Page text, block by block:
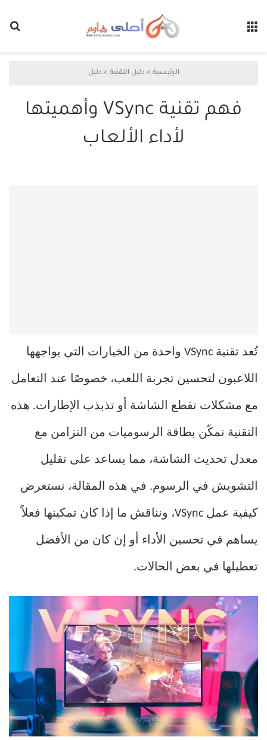
الرئيسية > دليل التقنية > دليل
فهم تقنية VSync وأهميتها
لأداء الألعاب
تُعد تقنية VSync واحدة من الخيارات التي يواجهها
اللاعبون لتحسين تجربة اللعب، خصوصًا عند التعامل
مع مشكلات تقطع الشاشة أو تذبذب الإطارات. هذه
التقنية تمكّن بطاقة الرسوميات من التزامن مع
معدل تحديث الشاشة، مما يساعد على تقليل
التشويش في الرسوم. في هذه المقالة، نستعرض
كيفية عمل VSync، ونناقش ما إذا كان تمكينها فعلاً
يساهم في تحسين الأداء أو إن كان من الأفضل
تعطيلها في بعض الحالات.